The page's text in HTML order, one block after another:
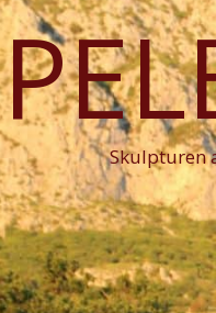
Skulpturen